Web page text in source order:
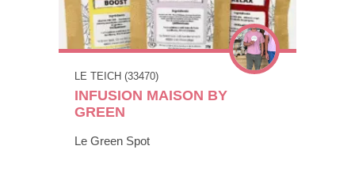
LE TEICH (33470)
INFUSION MAISON BY
GREEN
Le Green Spot